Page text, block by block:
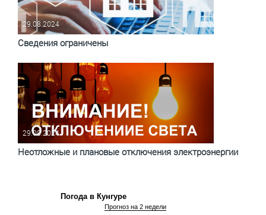
29.08.2024
Сведения ограничены
29.08.2024
Неотложные и плановые отключения электроэнергии
Погода в Кунгуре
Прогноз на 2 недели